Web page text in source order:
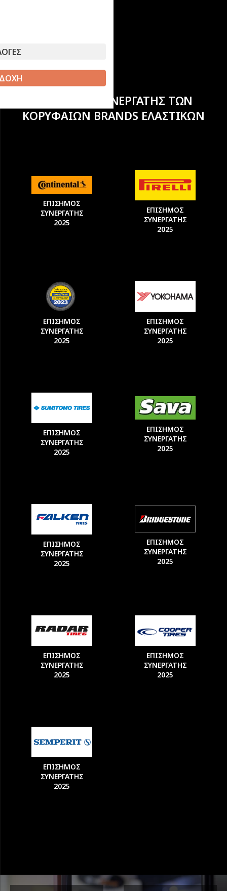
ΕΠΙΣΗΜΟΣ ΣΥΝΕΡΓΑΤΗΣ ΤΩΝ
ΚΟΡΥΦΑΙΩΝ BRANDS ΕΛΑΣΤΙΚΩΝ
ΕΠΙΣΗΜΟΣ
ΣΥΝΕΡΓΑΤΗΣ
2025
ΕΠΙΣΗΜΟΣ
ΣΥΝΕΡΓΑΤΗΣ
2025
ΕΠΙΣΗΜΟΣ
ΣΥΝΕΡΓΑΤΗΣ
2025
ΕΠΙΣΗΜΟΣ
ΣΥΝΕΡΓΑΤΗΣ
2025
ΕΠΙΣΗΜΟΣ
ΣΥΝΕΡΓΑΤΗΣ
2025
ΕΠΙΣΗΜΟΣ
ΣΥΝΕΡΓΑΤΗΣ
2025
ΕΠΙΣΗΜΟΣ
ΣΥΝΕΡΓΑΤΗΣ
2025
ΕΠΙΣΗΜΟΣ
ΣΥΝΕΡΓΑΤΗΣ
2025
ΕΠΙΣΗΜΟΣ
ΣΥΝΕΡΓΑΤΗΣ
2025
ΕΠΙΣΗΜΟΣ
ΣΥΝΕΡΓΑΤΗΣ
2025
ΕΠΙΣΗΜΟΣ
ΣΥΝΕΡΓΑΤΗΣ
2025